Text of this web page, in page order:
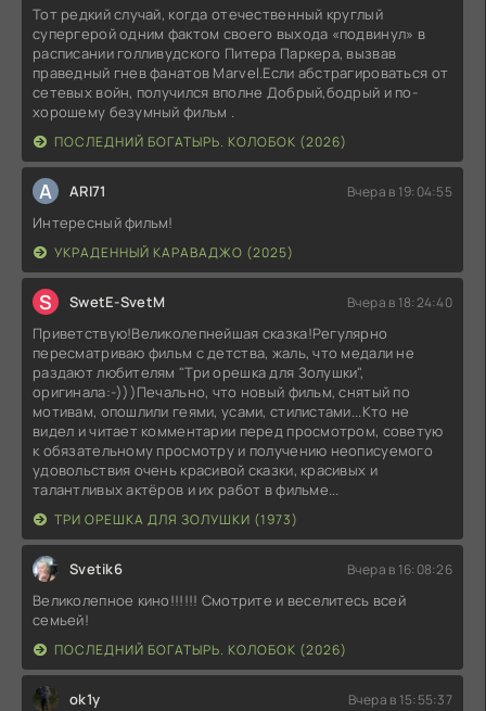
Тот редкий случай, когда отечественный круглый
супергерой одним фактом своего выхода «подвинул» в
расписании голливудского Питера Паркера, вызвав
праведный гнев фанатов Marvel.Если абстрагироваться от
сетевых войн, получился вполне Добрый,бодрый и по-
хорошему безумный фильм .
ПОСЛЕДНИЙ БОГАТЫРЬ. КОЛОБОК (2026)
A ARI71 Вчера в 19:04:55
Интересный фильм!
УКРАДЕННЫЙ КАРАВАДЖО (2025)
S SwetE-SvetM Вчера в 18:24:40
Приветствую!Великолепнейшая сказка!Регулярно
пересматриваю фильм с детства, жаль, что медали не
раздают любителям "Три орешка для Золушки",
оригинала:-)))Печально, что новый фильм, снятый по
мотивам, опошлили геями, усами, стилистами...Кто не
видел и читает комментарии перед просмотром, советую
к обязательному просмотру и получению неописуемого
удовольствия очень красивой сказки, красивых и
талантливых актёров и их работ в фильме...
ТРИ ОРЕШКА ДЛЯ ЗОЛУШКИ (1973)
Svetik6 Вчера в 16:08:26
Великолепное кино!!!!!! Смотрите и веселитесь всей
семьей!
ПОСЛЕДНИЙ БОГАТЫРЬ. КОЛОБОК (2026)
ok1y Вчера в 15:55:37